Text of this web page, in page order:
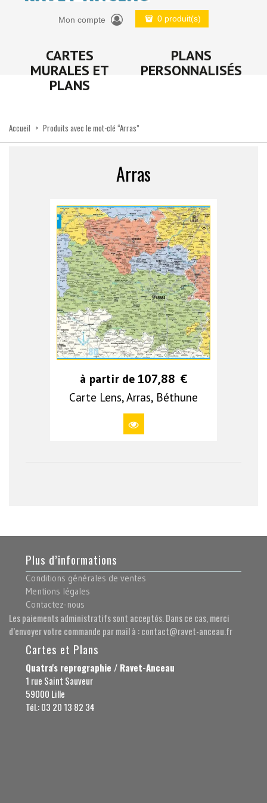
Mon compte 0 produit(s)
CARTES
MURALES ET
PLANS
PLANS
PERSONNALISÉS
Accueil > Produits avec le mot-clé “Arras”
Arras
à partir de 107,88 €
Carte Lens, Arras, Béthune
Plus d’informations
Conditions générales de ventes
Mentions légales
Contactez-nous
Les paiements administratifs sont acceptés. Dans ce cas, merci
d’envoyer votre commande par mail à : contact@ravet-anceau.fr
Cartes et Plans
Quatra's reprographie / Ravet-Anceau
1 rue Saint Sauveur
59000 Lille
Tél.: 03 20 13 82 34